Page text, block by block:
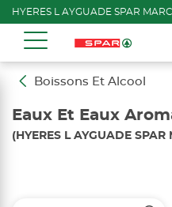
HYERES L AYGUADE SPAR
Boissons Et Alcool
Eaux Et Eaux
(HYERES L AYGUADE SPAR